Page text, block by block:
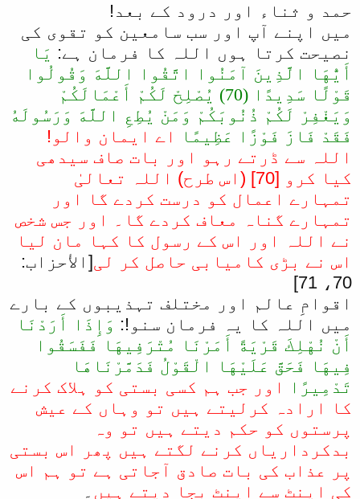
حمد و ثناء اور درود کے بعد!
میں اپنے آپ اور سب سامعین کو تقوی کی
نصیحت کرتا ہوں اللہ کا فرمان ہے: يَا
أَيُّهَا الَّذِينَ آمَنُوا اتَّقُوا اللَّهَ وَقُولُوا
قَوْلًا سَدِيدًا (70) يُصْلِحْ لَكُمْ أَعْمَالَكُمْ
وَيَغْفِرْ لَكُمْ ذُنُوبَكُمْ وَمَنْ يُطِعِ اللَّهَ وَرَسُولَهُ
فَقَدْ فَازَ فَوْزًا عَظِيمًا
ا ے ایمان والو!
اللہ سے ڈرتے رہو اور بات صاف سیدھی
کیا کرو [70] (اس طرح) اللہ تعالیٰ
تمہارے اعمال کو درست کردے گا اور
تمہارے گناہ معاف کردے گا۔ اور جس شخص
نے اللہ اور اس کے رسول کا کہا مان لیا
اس نے بڑی کامیابی حاصل کر لی[الأحزاب:
70، 71]
اقوامِ عالم اور مختلف تہذیبوں کے بارے
میں اللہ کا یہ فرمان سنو!: وَإِذَا أَرَدْنَا
أَنْ نُهْلِكَ قَرْيَةً أَمَرْنَا مُتْرَفِيهَا فَفَسَقُوا
فِيهَا فَحَقَّ عَلَيْهَا الْقَوْلُ فَدَمَّرْنَاهَا
تَدْمِيرًا
اور جب ہم کسی بستی کو ہلاک کرنے
کا ارادہ کرلیتے ہیں تو وہاں کے عیش
پرستوں کو حکم دیتے ہیں تو وہ
بدکرداریاں کرنے لگتے ہیں پھر اس بستی
پر عذاب کی بات صادق آجاتی ہے تو ہم اس
کی اینٹ سے اینٹ بجا دیتے ہیں ۔